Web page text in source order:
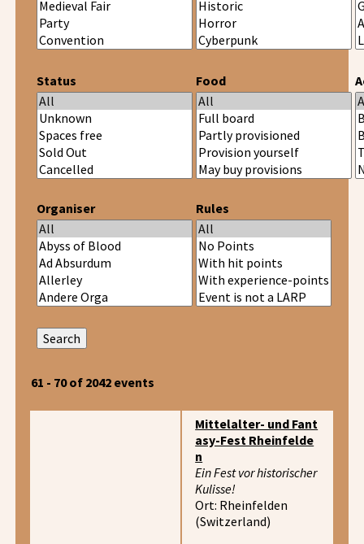
Status Food
Organiser Rules
61 - 70 of 2042 events
Mittelalter- und Fant
asy-Fest Rheinfelde
n
Ein Fest vor historischer
Kulisse!
Ort: Rheinfelden
(Switzerland)